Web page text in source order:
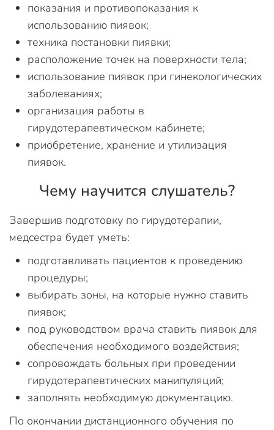
показания и противопоказания к
использованию пиявок;
техника постановки пиявки;
расположение точек на поверхности тела;
использование пиявок при гинекологических
заболеваниях;
организация работы в
гирудотерапевтическом кабинете;
приобретение, хранение и утилизация
пиявок.
Чему научится слушатель?
Завершив подготовку по гирудотерапии,
медсестра будет уметь:
подготавливать пациентов к проведению
процедуры;
выбирать зоны, на которые нужно ставить
пиявок;
под руководством врача ставить пиявок для
обеспечения необходимого воздействия;
сопровождать больных при проведении
гирудотерапевтических манипуляций;
заполнять необходимую документацию.
По окончании дистанционного обучения по